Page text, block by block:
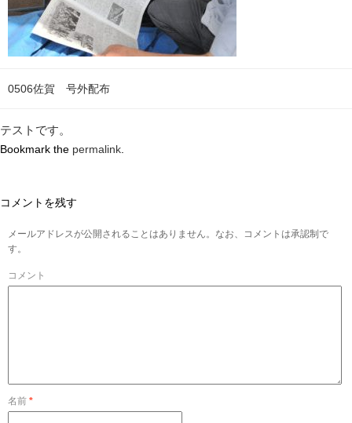
0506佐賀 号外配布
テストです。
Bookmark the permalink
コメントを残す
メールアドレスが公開されることはありません。なお、コメントは承認制で
す。
コメント
名前 *